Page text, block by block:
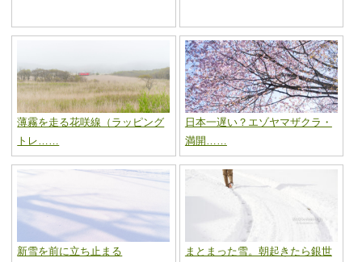
薄霧を走る花咲線（ラッピング
トレ……
日本一遅い？エゾヤマザクラ・
満開……
新雪を前に立ち止まる
まとまった雪。朝起きたら銀世